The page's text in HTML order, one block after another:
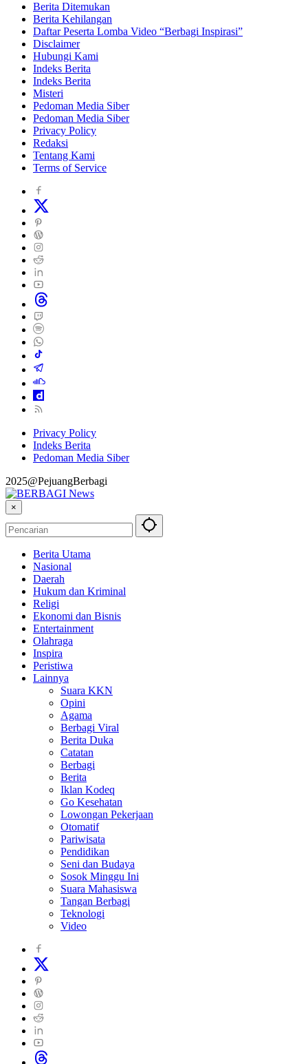
Berita Ditemukan
Berita Kehilangan
Daftar Peserta Lomba Video “Berbagi Inspirasi”
Disclaimer
Hubungi Kami
Indeks Berita
Indeks Berita
Misteri
Pedoman Media Siber
Pedoman Media Siber
Privacy Policy
Redaksi
Tentang Kami
Terms of Service
Privacy Policy
Indeks Berita
Pedoman Media Siber
2025@PejuangBerbagi
×
Berita Utama
Nasional
Daerah
Hukum dan Kriminal
Religi
Ekonomi dan Bisnis
Entertainment
Olahraga
Inspira
Peristiwa
Lainnya
Suara KKN
Opini
Agama
Berbagi Viral
Berita Duka
Catatan
Berbagi
Berita
Iklan Kodeq
Go Kesehatan
Lowongan Pekerjaan
Otomatif
Pariwisata
Pendidikan
Seni dan Budaya
Sosok Minggu Ini
Suara Mahasiswa
Tangan Berbagi
Teknologi
Video